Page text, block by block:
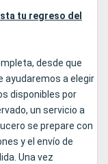
tu regreso del
desde que
ayudaremos a elegir
disponibles por
un servicio a
se prepare con
y el envío de
Una vez